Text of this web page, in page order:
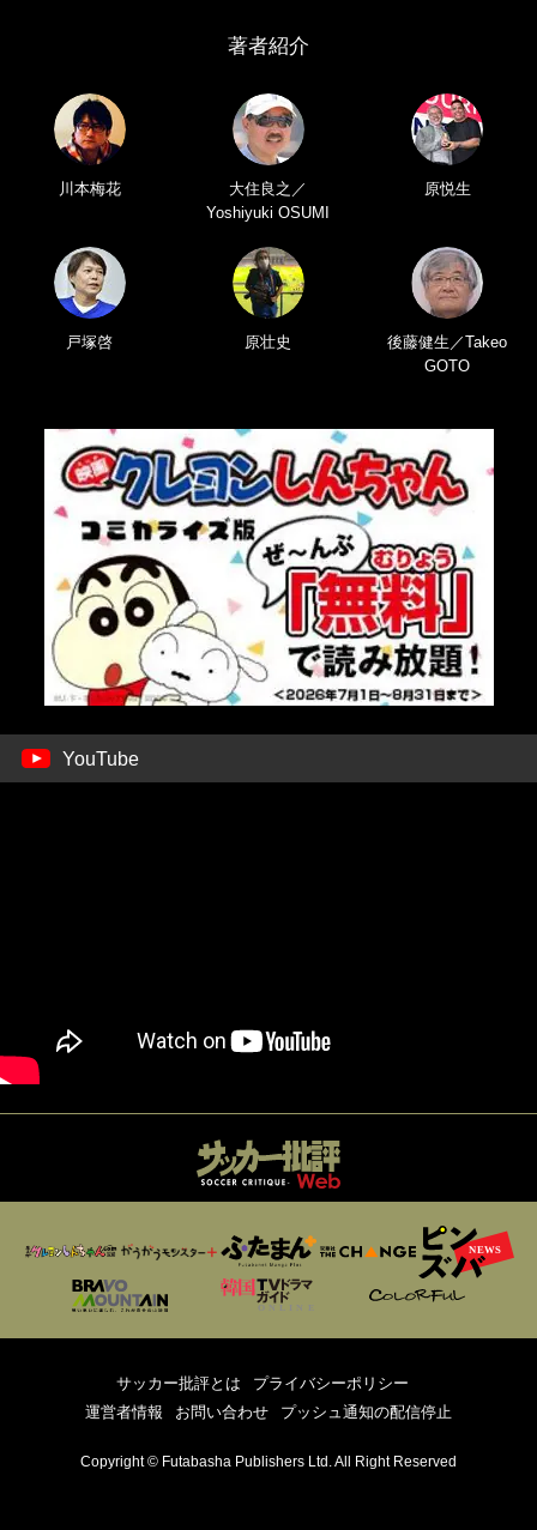
著者紹介
川本梅花
大住良之／
Yoshiyuki OSUMI
原悦生
戸塚啓 原壮史
後藤健生／Takeo
GOTO
YouTube
サッカー批評とは
プライバシーポリシー
運営者情報
お問い合わせ プッシュ通知の配信停止
Copyright © Futabasha Publishers Ltd. All Right Reserved